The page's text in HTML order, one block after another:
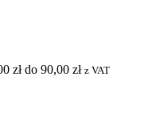
zł do 90,00 zł z VAT